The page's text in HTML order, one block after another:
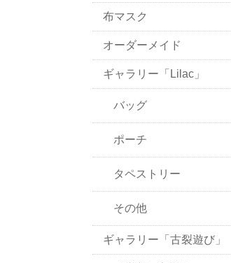
布マスク
オーダーメイド
ギャラリー「Lilac」
バッグ
ポーチ
タペストリー
その他
ギャラリー「古裂遊び」